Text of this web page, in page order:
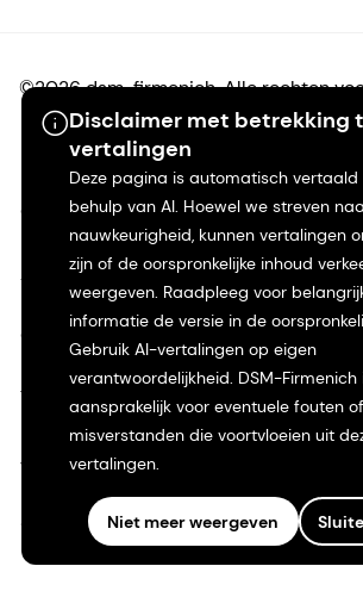
Disclaimer met betrekking
vertalingen
Deze pagina is automatisch vertaald
behulp van AI. Hoewel we streven
nauwkeurigheid, kunnen vertalingen
zijn of de oorspronkelijke inhoud
weergeven. Raadpleeg voor
informatie de versie in de
Gebruik AI-vertalingen op eigen
verantwoordelijkheid. DSM-Firmenich
aansprakelijk voor eventuele fouten of
misverstanden die voortvloeien uit
vertalingen.
Niet meer weergeven
©2026 dsm-firmenich. Alle rechten
Privacyverklaring
Gebruiksvoorwaarden
Algemene voorwaarden
Californië Transparantie
Toegankelijkheidsverklaring
Juridische informatie
Sitemap